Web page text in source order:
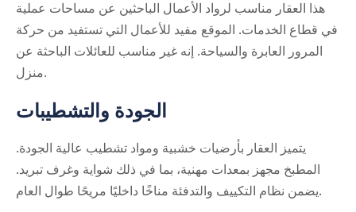
هذا العقار مناسب لرواد الأعمال الباحثين عن مساحات عملية
في قطاع الخدمات. الموقع مفيد للأعمال التي تستفيد من حركة
المرور العابرة والسياحة. إنه غير مناسب للعائلات الباحثة عن
منزل.
الجودة والتشطيبات
يتميز العقار بأرضيات خشبية ومواد تشطيب عالية الجودة.
المطبخ مجهز بمعدات مهنية، بما في ذلك شواية وغرف تبريد.
يضمن نظام التكييف والتدفئة مناخًا داخليًا مريحًا طوال العام.